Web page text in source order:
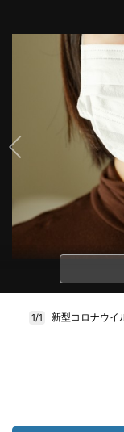
1/1 新型コロナウイ